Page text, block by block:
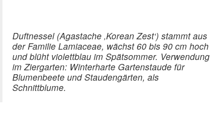
Duftnessel (Agastache ‚Korean Zest‘) stammt aus
der Familie Lamiaceae, wächst 60 bis 90 cm hoch
und blüht violettblau im Spätsommer. Verwendung
im Ziergarten: Winterharte Gartenstaude für
Blumenbeete und Staudengärten, als
Schnittblume.